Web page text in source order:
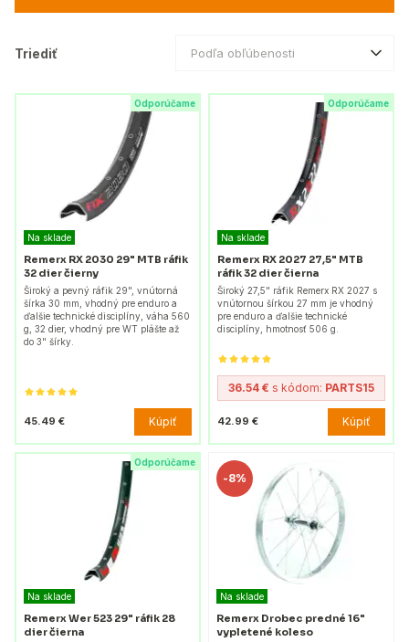
Triediť Podľa obľúbenosti
Odporúčame
Na sklade
Remerx RX 2030 29" MTB ráfik
32 dier čierny
Široký a pevný ráfik 29", vnútorná
šírka 30 mm, vhodný pre enduro a
ďalšie technické disciplíny, váha 560
g, 32 dier, vhodný pre WT plášte až
do 3" šírky.
45.49 € Kúpiť
Odporúčame
Na sklade
Remerx RX 2027 27,5" MTB
ráfik 32 dier čierna
Široký 27,5" ráfik Remerx RX 2027 s
vnútornou šírkou 27 mm je vhodný
pre enduro a ďalšie technické
disciplíny, hmotnosť 506 g.
36.54 € s kódom: PARTS15
42.99 € Kúpiť
Odporúčame
Na sklade
Remerx Wer 523 29" ráfik 28
dier čierna
-8%
Na sklade
Remerx Drobec predné 16"
vypletené koleso